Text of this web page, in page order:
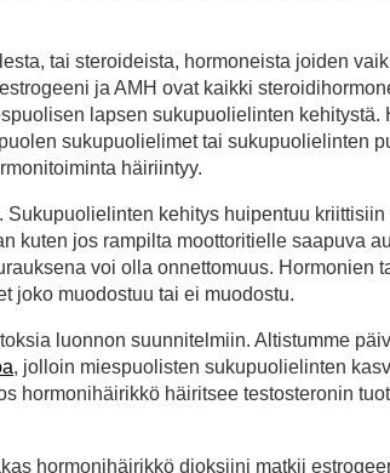
tai steroideista, hormoneista joiden
ja AMH ovat kaikki
lapsen sukupuolielinten kehitystä.
sukupuolielimet tai sukupuolielinten
häiriintyy.
kehitys huipentuu
kuten jos rampilta moottoritielle saapuva
voi olla onnettomuus. Hormonien
joko muodostuu tai ei muodostu.
luonnon suunnitelmiin. Altistumme
, jolloin miespuolisten sukupuolielinten
hormonihäirikkö häiritsee testosteronin
hormonihäirikkö dioksiini matkii